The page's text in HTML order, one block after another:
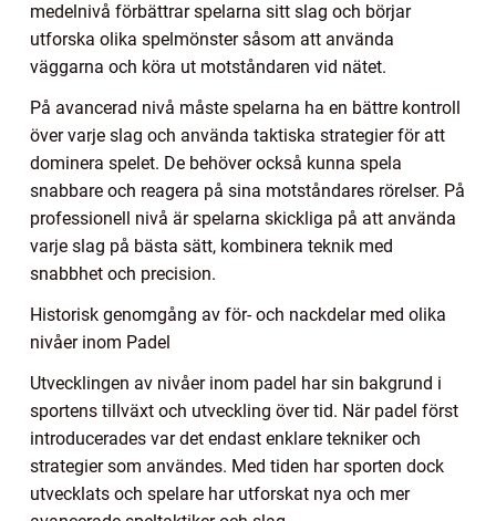
medelnivå förbättrar spelarna sitt slag och börjar
utforska olika spelmönster såsom att använda
väggarna och köra ut motståndaren vid nätet.
På avancerad nivå måste spelarna ha en bättre kontroll
över varje slag och använda taktiska strategier för att
dominera spelet. De behöver också kunna spela
snabbare och reagera på sina motståndares rörelser. På
professionell nivå är spelarna skickliga på att använda
varje slag på bästa sätt, kombinera teknik med
snabbhet och precision.
Historisk genomgång av för- och nackdelar med olika
nivåer inom Padel
Utvecklingen av nivåer inom padel har sin bakgrund i
sportens tillväxt och utveckling över tid. När padel först
introducerades var det endast enklare tekniker och
strategier som användes. Med tiden har sporten dock
utvecklats och spelare har utforskat nya och mer